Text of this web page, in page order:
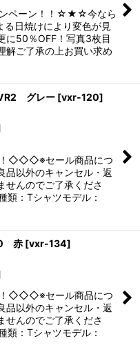
ペーン！！☆★☆今なら
る日焼けにより変色が見
に50％OFF！写真3枚目
解ご了承の上お買い求め
グレー [vxr-120]
◇◇◇※セール商品につ
品以外のキャンセル・返
せんのでご了承くださ
類：Tシャツモデル：
赤 [vxr-134]
◇◇◇※セール商品につ
品以外のキャンセル・返
せんのでご了承くださ
類：Tシャツモデル：